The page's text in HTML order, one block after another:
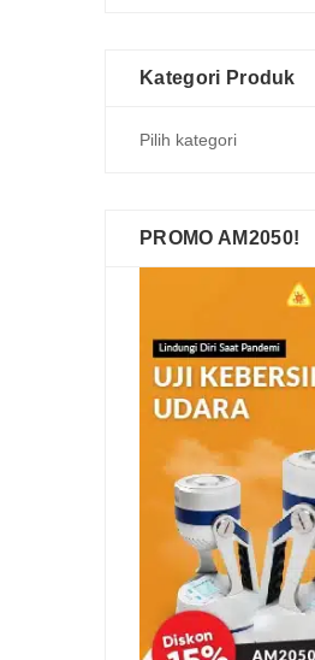
Kategori Produk
PROMO AM2050!